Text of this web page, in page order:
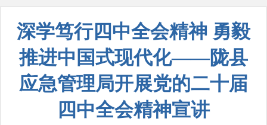
深学笃行四中全会精神 勇毅
推进中国式现代化——陇县
应急管理局开展党的二十届
四中全会精神宣讲